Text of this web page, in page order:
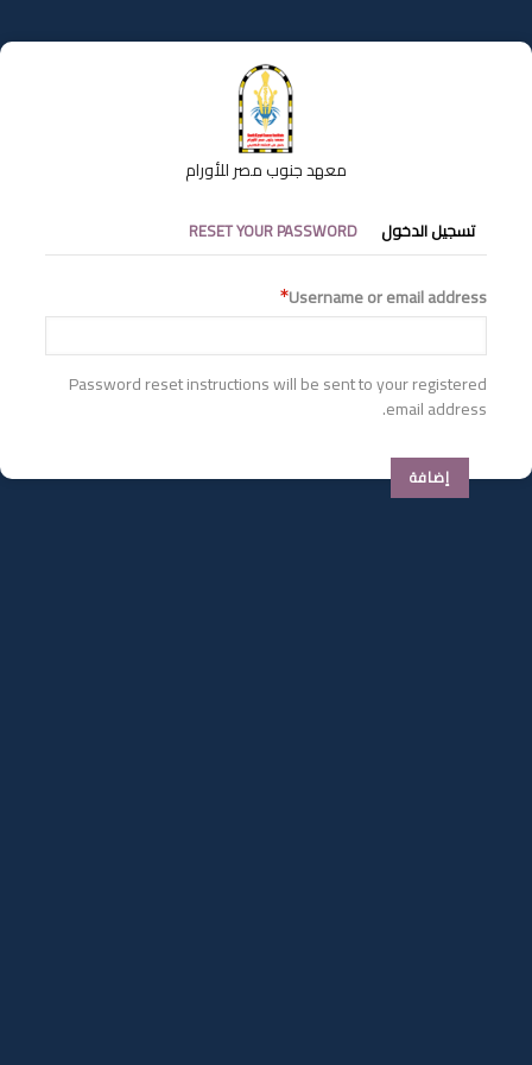
إلى
المحتوى
معهد جنوب مصر للأورام
التبويبات
الأساسية
تسجيل الدخول RESET YOUR PASSWORD
Username or email address
Password reset instructions will be sent to your registered
email address.